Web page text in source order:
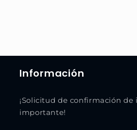
Información
¡Solicitud de confirmación de
importante!